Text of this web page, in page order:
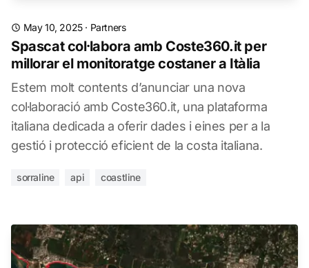
May 10, 2025· Partners
Spascat col·labora amb Coste360.it per
millorar el monitoratge costaner a Itàlia
Estem molt contents d’anunciar una nova
col·laboració amb Coste360.it, una plataforma
italiana dedicada a oferir dades i eines per a la
gestió i protecció eficient de la costa italiana.
sorraline api coastline